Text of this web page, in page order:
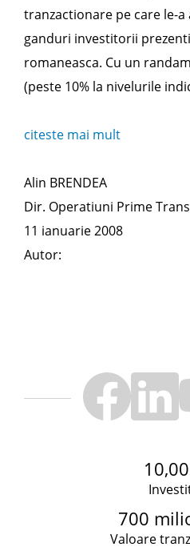
tranzactionare pe care le-
ganduri investitorii
romaneasca. Cu un
(peste 10% la nivelurile
citeste mai mult
Alin BRENDEA
Dir. Operatiuni Prime
11 ianuarie 2008
Autor:
700
Valoare